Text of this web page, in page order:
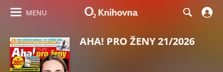
MENU
AHA! PRO ŽENY 21/2026